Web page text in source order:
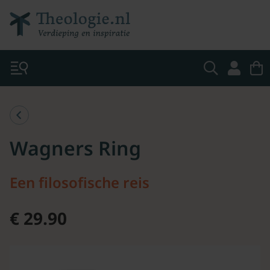
Wagners Ring
Een filosofische reis
€ 29.90